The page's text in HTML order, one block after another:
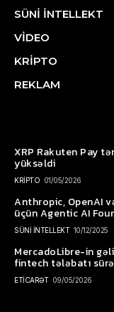
SÜNİ İNTELLEKT
VİDEO
KRİPTO
REKLAM
XRP Rakuten Pay
yüksəldi
KRİPTO 01/05/2026
Anthropic, OpenAI
üçün Agentic AI
SÜNİ İNTELLEKT 10/12/2025
MercadoLibre-in
fintech tələbatı
ETİCARƏT 09/05/2026